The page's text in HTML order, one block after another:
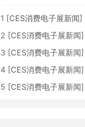
1 [CES消费电子展新闻]
2 [CES消费电子展新闻]
3 [CES消费电子展新闻]
4 [CES消费电子展新闻]
5 [CES消费电子展新闻]